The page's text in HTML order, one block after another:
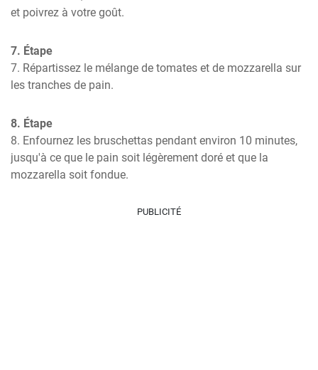
et poivrez à votre goût.
7. Étape
7. Répartissez le mélange de tomates et de mozzarella sur
les tranches de pain.
8. Étape
8. Enfournez les bruschettas pendant environ 10 minutes,
jusqu'à ce que le pain soit légèrement doré et que la
mozzarella soit fondue.
PUBLICITÉ